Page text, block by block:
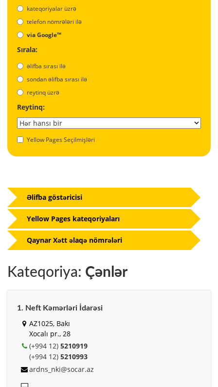
kateqoriyalar üzrə
telefon nömrələri ilə
via Google™
Sırala:
əlifba sırası ilə
sondan əlifba sırası ilə
reytinq üzrə
Reytinq:
Yellow Pages Seçilmişləri
Kateqoriya: Çənlər
1. Neft Kəmərləri İdarəsi
AZ1025, Bakı
Xocalı pr., 28
(+994 12) 5210919
(+994 12) 5210993
ardns_nki@socar.az
Əlifba göstəricisi
Yellow Pages kateqoriyaları
Qaynar Xətt əlaqə nömrələri